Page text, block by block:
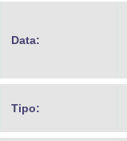
Data:
Tipo: